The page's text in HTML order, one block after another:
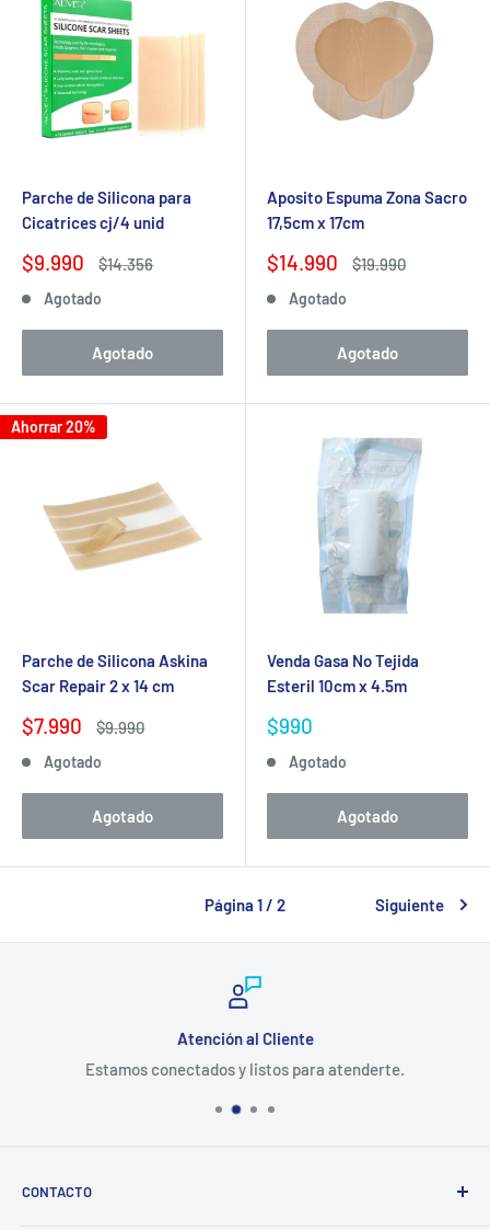
Parche de Silicona para
Cicatrices cj/4 unid
Precio
venta
$9.990
Precio
$14.356
Agotado
Agotado
Aposito Espuma Zona Sacro
17,5cm x 17cm
Precio
venta
$14.990
Precio
$19.990
Agotado
Agotado
Ahorrar 20%
Parche de Silicona Askina
Scar Repair 2 x 14 cm
Precio
venta
$7.990
Precio
$9.990
Agotado
Agotado
Venda Gasa No Tejida
Esteril 10cm x 4.5m
Precio
venta
$990
Agotado
Agotado
Página 1 / 2 Siguiente
Atención al Cliente
Estamos conectados y listos para atenderte.
CONTACTO